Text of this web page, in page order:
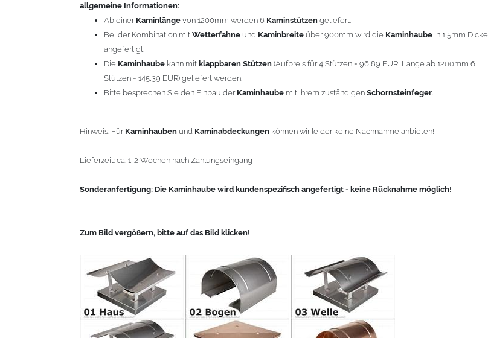
Zum Bild vergößern, bitte auf das Bild klicken!
allgemeine Informationen:
Ab einer Kaminlänge von 1200mm werden 6 Kaminstützen geliefert.
Bei der Kombination mit Wetterfahne und Kaminbreite über 900mm wird die Kaminhaube in 1,5mm Dicke
angefertigt.
Die Kaminhaube kann mit klappbaren Stützen (Aufpreis für 4 Stützen = 96,89 EUR, Länge ab 1200mm 6
Stützen = 145,39 EUR) geliefert werden.
Bitte besprechen Sie den Einbau der Kaminhaube mit Ihrem zuständigen Schornsteinfeger
Hinweis: Für Kaminhauben und Kaminabdeckungen können wir leider keine Nachnahme anbieten!
Lieferzeit: ca. 1-2 Wochen nach Zahlungseingang
Sonderanfertigung: Die Kaminhaube wird kundenspezifisch angefertigt - keine Rücknahme möglich!
Zum Bild vergößern, bitte auf das Bild klicken!